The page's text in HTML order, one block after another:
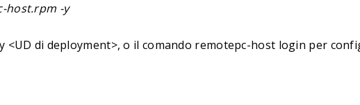
host.rpm -y
<UD di deployment>, o il comando remotepc-host login per